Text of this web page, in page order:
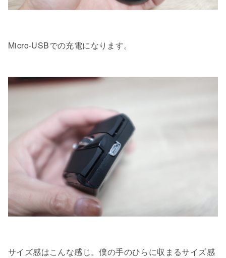
Micro-USBでの充電になります。
サイズ感はこんな感じ。僕の手のひらに収まるサイズ感